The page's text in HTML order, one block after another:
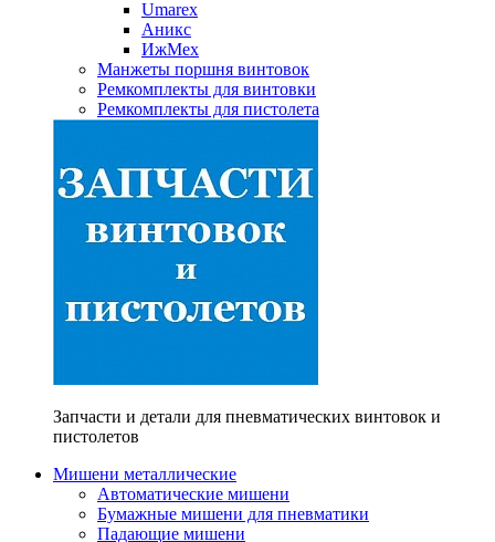
Umarex
Аникс
ИжМех
Манжеты поршня винтовок
Ремкомплекты для винтовки
Ремкомплекты для пистолета
Запчасти и детали для пневматических винтовок и
пистолетов
Мишени металлические
Автоматические мишени
Бумажные мишени для пневматики
Падающие мишени